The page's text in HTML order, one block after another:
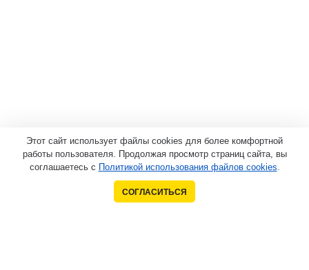
Этот сайт использует файлы cookies для более комфортной
работы пользователя. Продолжая просмотр страниц сайта, вы
соглашаетесь с Политикой использования файлов cookies.
СОГЛАСИТЬСЯ